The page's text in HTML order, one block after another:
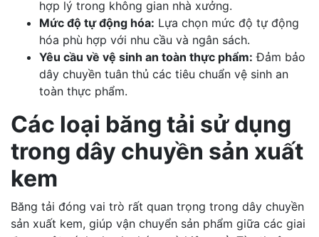
hợp lý trong không gian nhà xưởng.
Mức độ tự động hóa: Lựa chọn mức độ tự động
hóa phù hợp với nhu cầu và ngân sách.
Yêu cầu về vệ sinh an toàn thực phẩm: Đảm bảo
dây chuyền tuân thủ các tiêu chuẩn vệ sinh an
toàn thực phẩm.
Các loại băng tải sử dụng
trong dây chuyền sản xuất
kem
Băng tải đóng vai trò rất quan trọng trong dây chuyền
sản xuất kem, giúp vận chuyển sản phẩm giữa các giai